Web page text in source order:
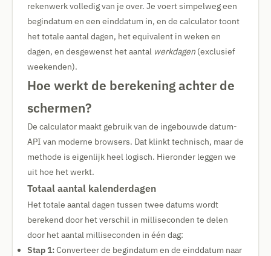
rekenwerk volledig van je over. Je voert simpelweg een
begindatum en een einddatum in, en de calculator toont
het totale aantal dagen, het equivalent in weken en
dagen, en desgewenst het aantal werkdagen (exclusief
weekenden).
Hoe werkt de berekening achter de
schermen?
De calculator maakt gebruik van de ingebouwde datum-
API van moderne browsers. Dat klinkt technisch, maar de
methode is eigenlijk heel logisch. Hieronder leggen we
uit hoe het werkt.
Totaal aantal kalenderdagen
Het totale aantal dagen tussen twee datums wordt
berekend door het verschil in milliseconden te delen
door het aantal milliseconden in één dag:
Stap 1:Converteer de begindatum en de einddatum naar